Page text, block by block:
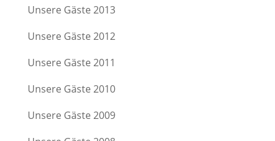
Unsere Gäste 2013
Unsere Gäste 2012
Unsere Gäste 2011
Unsere Gäste 2010
Unsere Gäste 2009